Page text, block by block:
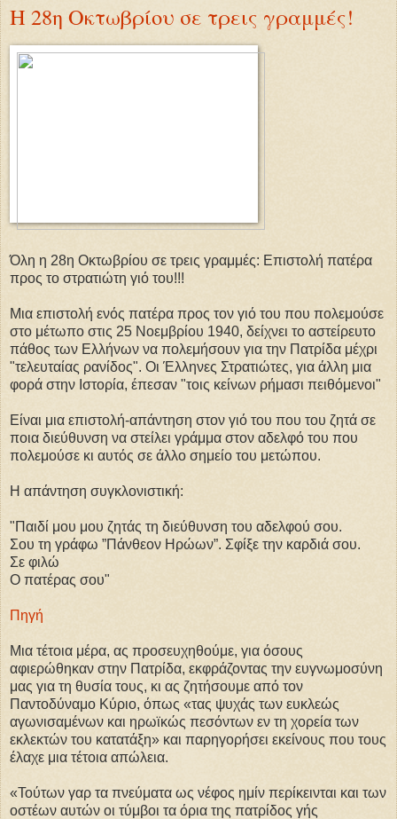
Η 28η Οκτωβρίου σε τρεις γραμμές!
Όλη η 28η Οκτωβρίου σε τρεις γραμμές: Επιστολή πατέρα
προς το στρατιώτη γιό του!!!
Μια επιστολή ενός πατέρα προς τον γιό του που πολεμούσε
στο μέτωπο στις 25 Νοεμβρίου 1940, δείχνει το αστείρευτο
πάθος των Ελλήνων να πολεμήσουν για την Πατρίδα μέχρι
"τελευταίας ρανίδος". Οι Έλληνες Στρατιώτες, για άλλη μια
φορά στην Ιστορία, έπεσαν "τοις κείνων ρήμασι πειθόμενοι"
Είναι μια επιστολή-απάντηση στον γιό του που του ζητά σε
ποια διεύθυνση να στείλει γράμμα στον αδελφό του που
πολεμούσε κι αυτός σε άλλο σημείο του μετώπου.
Η απάντηση συγκλονιστική:
"Παιδί μου μου ζητάς τη διεύθυνση του αδελφού σου.
Σου τη γράφω ”Πάνθεον Ηρώων”. Σφίξε την καρδιά σου.
Σε φιλώ
Ο πατέρας σου"
Πηγή
Μια τέτοια μέρα, ας προσευχηθούμε, για όσους
αφιερώθηκαν στην Πατρίδα, εκφράζοντας την ευγνωμοσύνη
μας για τη θυσία τους, κι ας ζητήσουμε από τον
Παντοδύναμο Κύριο, όπως «τας ψυχάς των ευκλεώς
αγωνισαμένων και ηρωϊκώς πεσόντων εν τη χορεία των
εκλεκτών του κατατάξη» και παρηγορήσει εκείνους που τους
έλαχε μια τέτοια απώλεια.
«Τούτων γαρ τα πνεύματα ως νέφος ημίν περίκεινται και των
οστέων αυτών οι τύμβοι τα όρια της πατρίδος γής